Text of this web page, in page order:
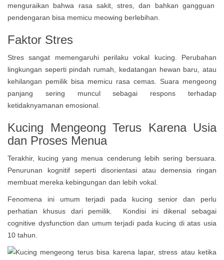
menguraikan bahwa rasa sakit, stres, dan bahkan gangguan
pendengaran bisa memicu meowing berlebihan.
Faktor Stres
Stres sangat memengaruhi perilaku vokal kucing. Perubahan
lingkungan seperti pindah rumah, kedatangan hewan baru, atau
kehilangan pemilik bisa memicu rasa cemas. Suara mengeong
panjang sering muncul sebagai respons terhadap
ketidaknyamanan emosional.
Kucing Mengeong Terus Karena Usia
dan Proses Menua
Terakhir, kucing yang menua cenderung lebih sering bersuara.
Penurunan kognitif seperti disorientasi atau demensia ringan
membuat mereka kebingungan dan lebih vokal.
Fenomena ini umum terjadi pada kucing senior dan perlu
perhatian khusus dari pemilik. Kondisi ini dikenal sebagai
cognitive dysfunction dan umum terjadi pada kucing di atas usia
10 tahun.